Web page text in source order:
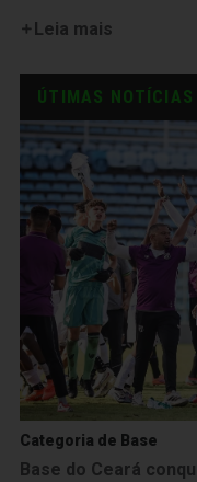
Leia mais
ÚTIMAS NOTÍCIAS
Categoria de Base
Base do Ceará